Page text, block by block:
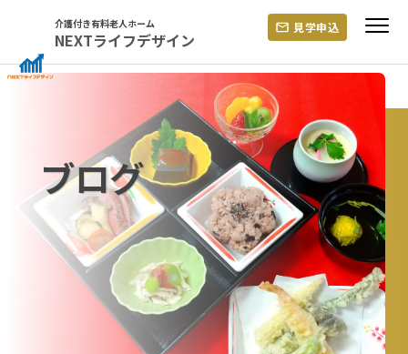
content
介護付き有料老人ホーム
NEXTライフデザイン
見学申込
ブログ